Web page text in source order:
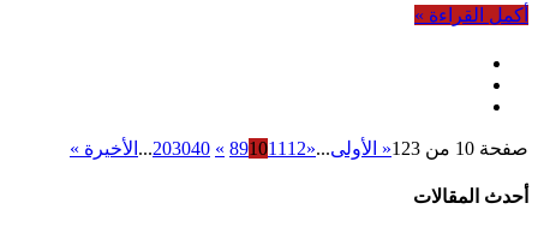
أكمل القراءة »
صفحة 10 من 123 « الأولى...
«
891011 12
»
203040
... الأخيرة »
أحدث المقالات